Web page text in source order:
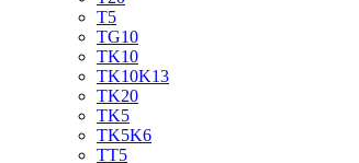
T5
TG10
TK10
TK10K13
TK20
TK5
TK5K6
TT5